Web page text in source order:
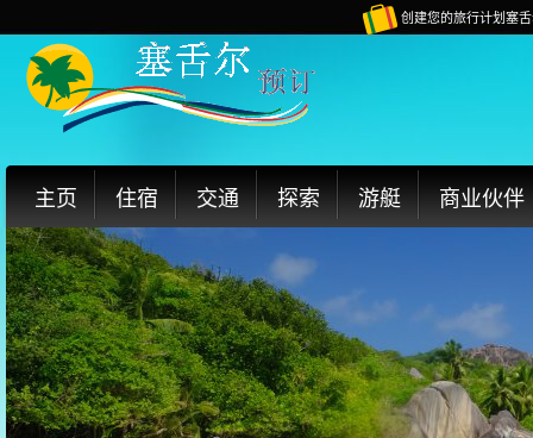
创建您的旅行计划塞
主页 住宿 交通 探索 游艇 商业伙伴